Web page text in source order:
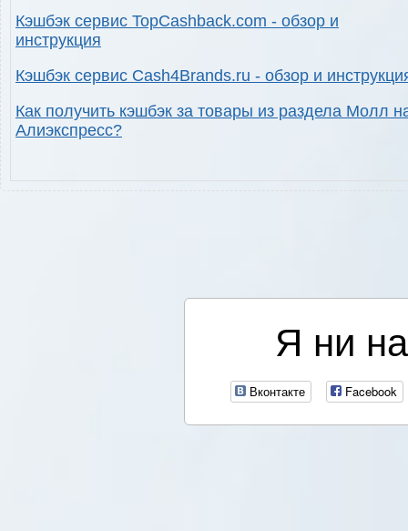
Кэшбэк сервис TopCashback.com - обзор и
инструкция
Кэшбэк сервис Cash4Brands.ru - обзор и
Как получить кэшбэк за товары из раздела Молл
Алиэкспресс?
Я ни
Вконтакте Facebook